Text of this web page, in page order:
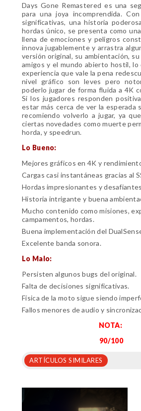
Days Gone Remastered es una
para una joya incomprendida.
significativas, una historia
hordas único, se presenta como
llena de emociones y peligros
innova jugablemente y arrastra
versión original, su ambientación,
amigos y el mundo abierto hostil,
experiencia que vale la pena
nivel gráfico son leves pero
poderlo jugar de forma fluida a 4K
Si los jugadores responden
estar más cerca de ver la esperada
recomiendo volverlo a jugar, ya
ciertas novedades como muerte
horda, y speedrun.
Lo Bueno:
Mejores gráficos en 4K y
Cargas casi instantáneas gracias al
Hordas impresionantes y
Historia intrigante y buena
Mucho contenido como misiones,
campamentos, hordas.
Buena implementación del
Excelente banda sonora.
Lo Malo:
Persisten algunos bugs del original.
Falta de decisiones significativas.
Física de la moto sigue siendo
Fallos menores de audio y
NOTA:
90/100
ARTÍCULOS SIMILARES